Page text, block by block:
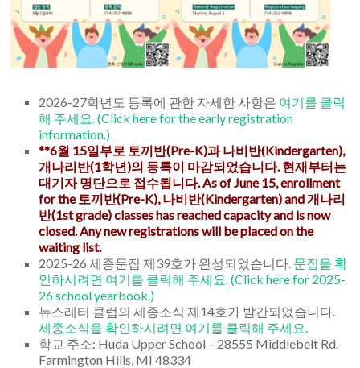
2026-27학년도 등록에 관한 자세한 사항은 여기를 클릭
해 주세요. (Click here for the early registration
information.)
**6월 15일부로 토끼반(Pre-K)과 나비반(Kindergarten),
개나리반(1학년)의 등록이 마감되었습니다. 현재부터는
대기자 명단으로 접수됩니다. As of June 15, enrollment
for the 토끼반(Pre-K), 나비반(Kindergarten) and 개나리
반(1st grade) classes has reached capacity and is now
closed. Any new registrations will be placed on the
waiting list.
2025-26 세종문집 제39호가 완성되었습니다. 문집을 확
인하시려면 여기를 클릭해 주세요. (Click here for 2025-
26 school yearbook.)
뉴스레터 클럽의 세종소식 제14호가 발간되었습니다.
세종소식을 확인하시려면 여기를 클릭해 주세요.
학교 주소: Huda Upper School – 28555 Middlebelt Rd.
Farmington Hills, MI 48334